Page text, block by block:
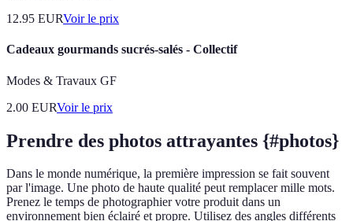
12.95 EURVoir le prix
Cadeaux gourmands sucrés-salés - Collectif
Modes & Travaux GF
2.00 EURVoir le prix
Prendre des photos attrayantes {#photos}
Dans le monde numérique, la première impression se fait souvent
par l'image. Une photo de haute qualité peut remplacer mille mots.
Prenez le temps de photographier votre produit dans un
environnement bien éclairé et propre. Utilisez des angles différents